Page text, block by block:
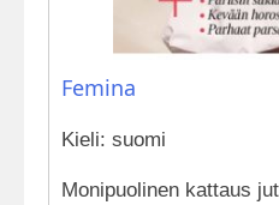
Femina
Kieli: suomi
Monipuolinen kattaus